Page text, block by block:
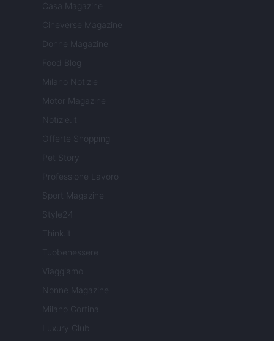
Casa Magazine
Cineverse Magazine
Donne Magazine
Food Blog
Milano Notizie
Motor Magazine
Notizie.it
Offerte Shopping
Pet Story
Professione Lavoro
Sport Magazine
Style24
Think.it
Tuobenessere
Viaggiamo
Nonne Magazine
Milano Cortina
Luxury Club